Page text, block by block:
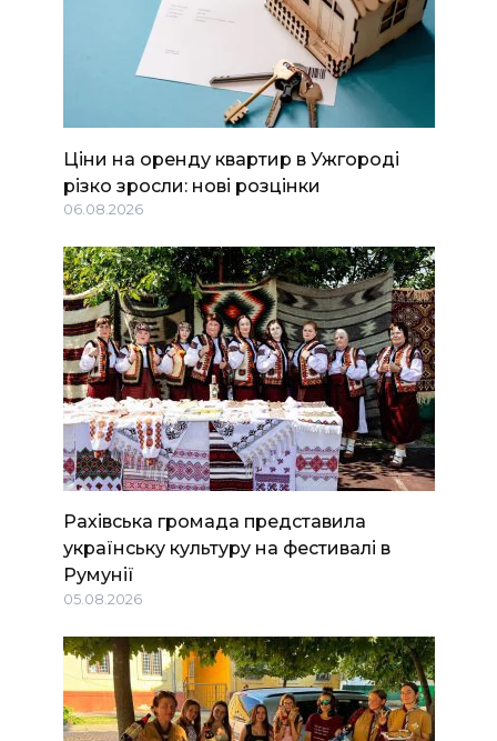
Ціни на оренду квартир в Ужгороді
різко зросли: нові розцінки
06.08.2026
Рахівська громада представила
українську культуру на фестивалі в
Румунії
05.08.2026